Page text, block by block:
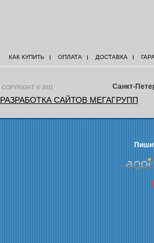
КАК КУПИТЬ ОПЛАТА ДОСТАВКА
РАЗРАБОТКА САЙТОВ МЕГАГРУПП
COPYRIGHT © 2011 Санкт-